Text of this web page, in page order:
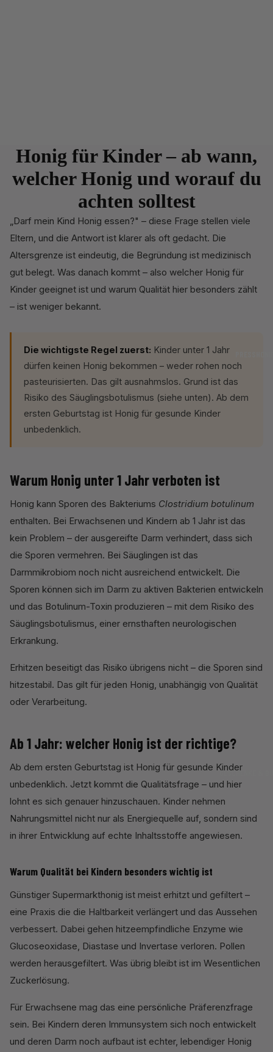
GESCHENKE &
Honig für Kinder – ab wann,
welcher Honig und worauf du
achten solltest
„Darf mein Kind Honig essen?" – diese Frage stellen viele
Eltern, und die Antwort ist klarer als oft gedacht. Die
Altersgrenze ist eindeutig, die Begründung ist medizinisch
gut belegt. Was danach kommt – also welcher Honig für
Kinder geeignet ist und warum Qualität hier besonders zählt
– ist weniger bekannt.
Die wichtigste Regel zuerst: Kinder unter 1 Jahr
dürfen keinen Honig bekommen – weder rohen noch
pasteurisierten. Das gilt ausnahmslos. Grund ist das
Risiko des Säuglingsbotulismus (siehe unten). Ab dem
ersten Geburtstag ist Honig für gesunde Kinder
unbedenklich.
Warum Honig unter 1 Jahr verboten ist
Honig kann Sporen des Bakteriums Clostridium botulinum
enthalten. Bei Erwachsenen und Kindern ab 1 Jahr ist das
kein Problem – der ausgereifte Darm verhindert, dass sich
die Sporen vermehren. Bei Säuglingen ist das
Darmmikrobiom noch nicht ausreichend entwickelt. Die
Sporen können sich im Darm zu aktiven Bakterien entwickeln
und das Botulinum-Toxin produzieren – mit dem Risiko des
Säuglingsbotulismus, einer ernsthaften neurologischen
Erkrankung.
Erhitzen beseitigt das Risiko übrigens nicht – die Sporen sind
hitzestabil. Das gilt für jeden Honig, unabhängig von Qualität
oder Verarbeitung.
Ab 1 Jahr: welcher Honig ist der richtige?
Ab dem ersten Geburtstag ist Honig für gesunde Kinder
unbedenklich. Jetzt kommt die Qualitätsfrage – und hier
lohnt es sich genauer hinzuschauen. Kinder nehmen
Nahrungsmittel nicht nur als Energiequelle auf, sondern sind
in ihrer Entwicklung auf echte Inhaltsstoffe angewiesen.
Warum Qualität bei Kindern besonders wichtig ist
Günstiger Supermarkthonig ist meist erhitzt und gefiltert –
eine Praxis die die Haltbarkeit verlängert und das Aussehen
verbessert. Dabei gehen hitzeempfindliche Enzyme wie
Glucoseoxidase, Diastase und Invertase verloren. Pollen
werden herausgefiltert. Was übrig bleibt ist im Wesentlichen
Zuckerlösung.
Für Erwachsene mag das eine persönliche Präferenzfrage
sein. Bei Kindern deren Immunsystem sich noch entwickelt
und deren Darm noch aufbaut ist echter, lebendiger Honig